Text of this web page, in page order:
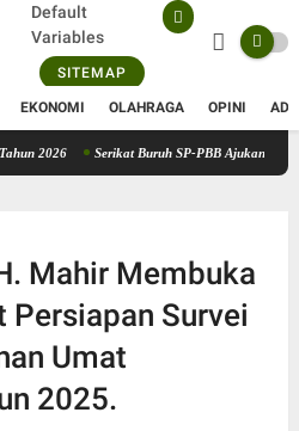
Default
Variables
SITEMAP
EKONOMI OLAHRAGA OPINI
2026 Serikat Buruh SP-PBB Ajukan
Mahir Membuka
Persiapan Survei
Umat
2025.